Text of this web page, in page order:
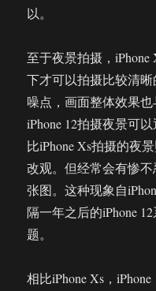
以。
至于夜景拍摄，
下才可以拍摄比较清
噪点，画面整体效果也
iPhone 12拍摄夜景可
比iPhone Xs拍摄的夜
改观。但经常会有惨
张图。这种现象自
隔一年之后的iPhone
题。
相比iPhone Xs，